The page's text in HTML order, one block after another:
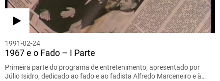
1991-02-24
1967 e o Fado – I Parte
Primeira parte do programa de entretenimento, apresentado por
Júlio Isidro, dedicado ao fado e ao fadista Alfredo Marceneiro e à…